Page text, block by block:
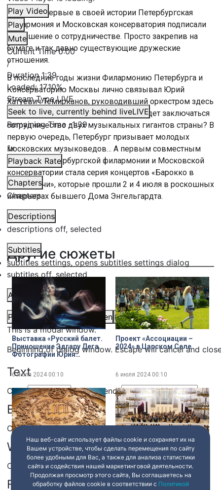
Play Video
Play
Mute
Current Time0:00
/
Duration1:39
Loaded:17.10%
Stream TypeLIVE
Seek to live, currently behind liveLIVE
Remaining Time -1:39
1x
Playback Rate
Chapters
Chapters
Descriptions
descriptions off, selected
Subtitles
subtitles settings, opens subtitles settings dialog
subtitles off, selected
Audio Track
Picture-in-Picture Fullscreen Share
This is a modal window.
Beginning of dialog window. Escape will cancel and
Text
Color Transparency
Background
Color Transparency
Window
Color Transparency
Font Size
25 июня впервые в своей истории Петербургская
Филармония и Московская консерватория подписали
Соглашение о сотрудничестве. Просто закрепив на
бумаге и так давно существующие дружеские
отношения.
В последние годы жизни Филармонию Петербурга и
Консерваторию Москвы лично связывал Юрий
Хатуевич Темирканов, руководивший оркестром здесь
и преподававший в столице. В чем будет заключаться
сотрудничество двух музыкальных гигантов страны? В
первую очередь, Петербург призывает молодых
московских музыковедов… А первым совместным
проектом Петербургской филармонии и Московской
консерватории стала серия концертов «Барокко в
белые ночи», которые прошли 2 и 4 июля в роскошных
интерьерах бывшего Дома Энгельгардта.
Другие сюжеты
Выставка «Русский балет.
Приношение Эдгару Дега.
Фотографии Юрия
штабе Эрмитажа
6 июля 2024 00:10
Проект «Ассоциации –
2024» в Царском Селе
6 июля 2024 00:10
Детали. «И все мы
кланяемся прошлому
сейчас». Предметы из
коллекции Шереметевых
6 июля 202400:10
Юбилей. Дирижёру,
художественному
руководителю Санкт-
Петербургского
академического
6 июля 2024 00:10
Наш веб-сайт использует файлы cookie и сохраняет их на
Вашем устройстве, чтобы сделать перемещения по сайту
более удобными для Вас, а также для анализа статистики
сайта и содействия нашей маркетинговой деятельности.
Продолжая просмотр этого сайта, Вы соглашаетесь на
обработку файлов cookie в соответствии с Политикой